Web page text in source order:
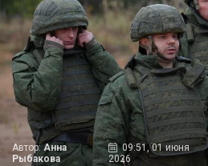
Автор:Анна
Рыбакова
09:51, 01 июня
2026